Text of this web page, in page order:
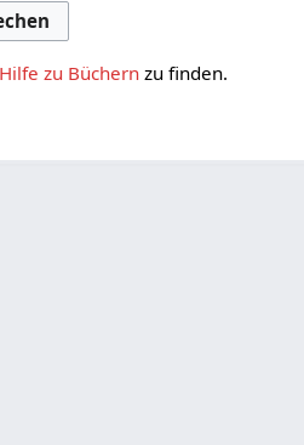
Hilfe zu Büchern zu finden.